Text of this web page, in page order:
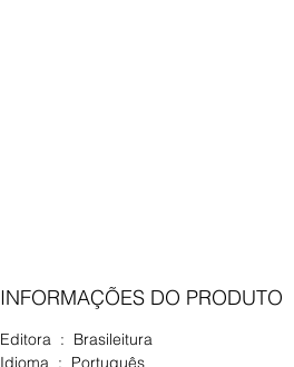
INFORMAÇÕES DO PRODUTO
Editora ‏ : ‎ Brasileitura